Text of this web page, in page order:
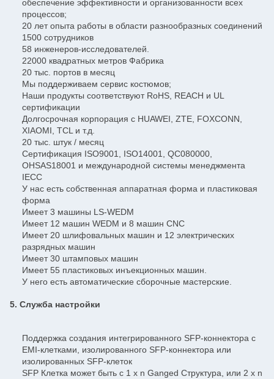
обеспечение эффективности и организованности всех
процессов;
20 лет опыта работы в области разнообразных соединений
1500 сотрудников
58 инженеров-исследователей.
22000 квадратных метров Фабрика
20 тыс. портов в месяц
Мы поддерживаем сервис костюмов;
Наши продукты соответствуют RoHS, REACH и UL
сертификации
Долгосрочная корпорация с HUAWEI, ZTE, FOXCONN,
XIAOMI, TCL и т.д.
20 тыс. штук / месяц
Сертификация ISO9001, ISO14001, QC080000,
OHSAS18001 и международной системы менеджмента
IECC
У нас есть собственная аппаратная форма и пластиковая
форма
Имеет 3 машины LS-WEDM
Имеет 12 машин WEDM и 8 машин CNC
Имеет 20 шлифовальных машин и 12 электрических
разрядных машин
Имеет 30 штамповых машин
Имеет 55 пластиковых инъекционных машин.
У него есть автоматические сборочные мастерские.
5. Служба настройки
Поддержка создания интегрированного SFP-коннектора с
EMI-клетками, изолированного SFP-коннектора или
изолированных SFP-клеток
SFP Клетка может быть с 1 x n Ganged Структура, или 2 x n